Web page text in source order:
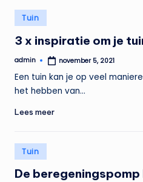
Geplaatst
in
Tuin
3 x inspiratie om je
Geplaatst
admin november 5, 2021
Een tuin kan je op veel
het hebben van…
Lees meer
Geplaatst
in
Tuin
De